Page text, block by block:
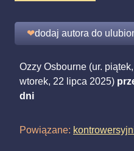
❤dodaj autora do
Ozzy Osbourne (ur.
wtorek, 22 lipca 2025)
dni
Powiązane: